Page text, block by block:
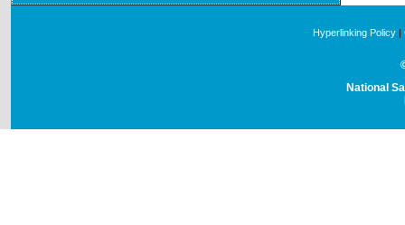
Hyperlinking Policy |
National